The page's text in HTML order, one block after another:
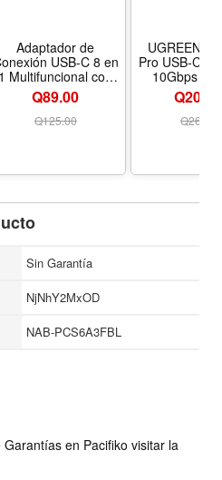
Adaptador de
USB-C 8 en
1 Multifuncional con
Lector de Tarjetas y
Múltiples Puertos
Q89.00
Q125.00
UGREEN
Pro USB-C
10Gbps 4K
HDMI |
charging,
with
Q269.00
Sin Garantía
NjNhY2MxOD
NAB-PCS6A3FBL
en Pacifiko visitar la